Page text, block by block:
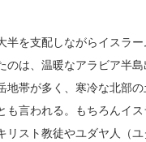
半を支配しながらイスラ
のは、温暖なアラビア半
地帯が多く、寒冷な北部
も言われる。もちろんイ
リスト教徒やユダヤ人（